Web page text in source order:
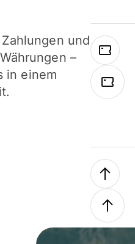
und
–
in einem